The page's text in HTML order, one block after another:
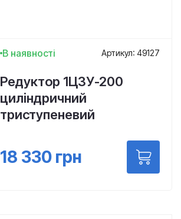
В наявності Артикул: 49127
Редуктор 1Ц3У-200
циліндричний
триступеневий
18 330 грн